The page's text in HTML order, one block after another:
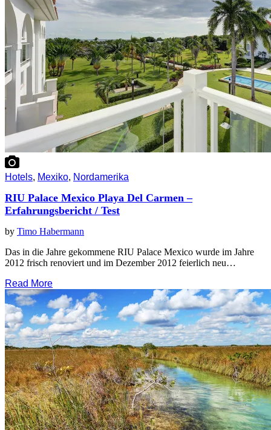
Hotels, Mexiko, Nordamerika
RIU Palace Mexico Playa Del Carmen –
Erfahrungsbericht / Test
by Timo Habermann
Das in die Jahre gekommene RIU Palace Mexico wurde im Jahre
2012 frisch renoviert und im Dezember 2012 feierlich neu…
Read More